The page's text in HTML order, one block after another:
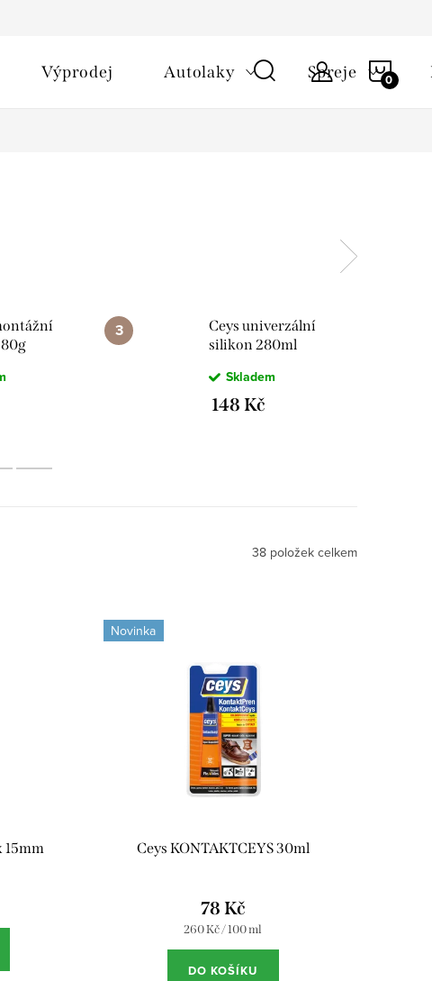
Výprodej Autolaky Spreje
Ceys univerzální
silikon 280ml
Skladem
148 Kč
38 položek celkem
15mm
Novinka
Ceys KONTAKTCEYS 30ml
78 Kč
Měrná
cena:
260 Kč / 100 ml
DO KOŠÍKU